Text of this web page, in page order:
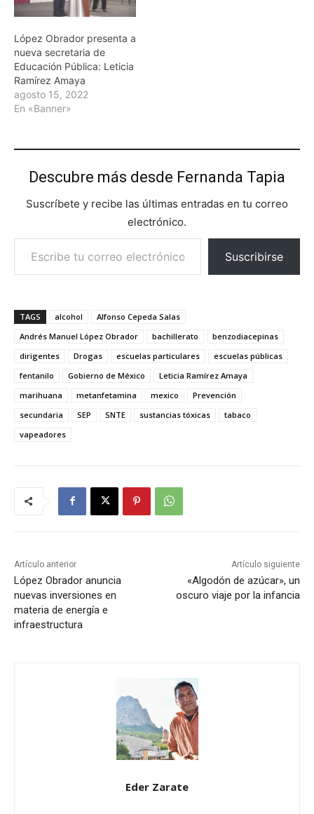
López Obrador presenta a
nueva secretaria de
Educación Pública: Leticia
Ramírez Amaya
agosto 15, 2022
En «Banner»
Descubre más desde Fernanda Tapia
Suscríbete y recibe las últimas entradas en tu correo
electrónico.
Escribe tu correo electrónico…
Suscribirse
TAGS alcohol
Alfonso Cepeda Salas
Andrés Manuel López Obrador
bachillerato
benzodiacepinas
dirigentes
Drogas escuelas particulares
escuelas públicas
fentanilo
Gobierno de México
Leticia Ramírez Amaya
marihuana
metanfetamina mexico
Prevención
secundaria
SEP SNTE sustancias tóxicas
tabaco
vapeadores
Artículo anterior
López Obrador anuncia
nuevas inversiones en
materia de energía e
infraestructura
Artículo siguiente
«Algodón de azúcar», un
oscuro viaje por la infancia
Eder Zarate